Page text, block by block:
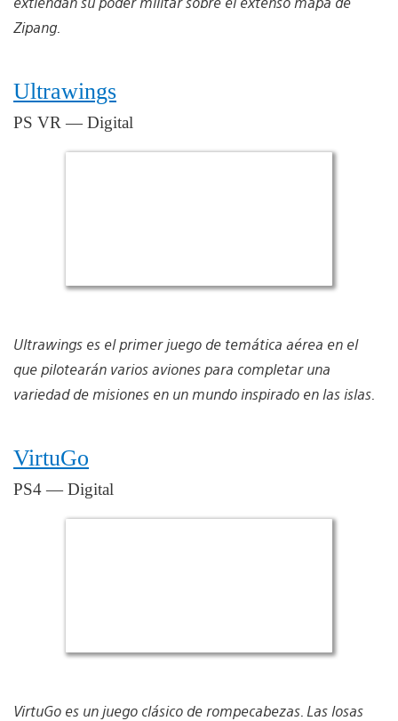
Zipang.
Ultrawings
PS VR — Digital
Ultrawings es el primer juego de temática aérea en el
que pilotearán varios aviones para completar una
variedad de misiones en un mundo inspirado en las islas.
VirtuGo
PS4 — Digital
VirtuGo es un juego clásico de rompecabezas. Las losas